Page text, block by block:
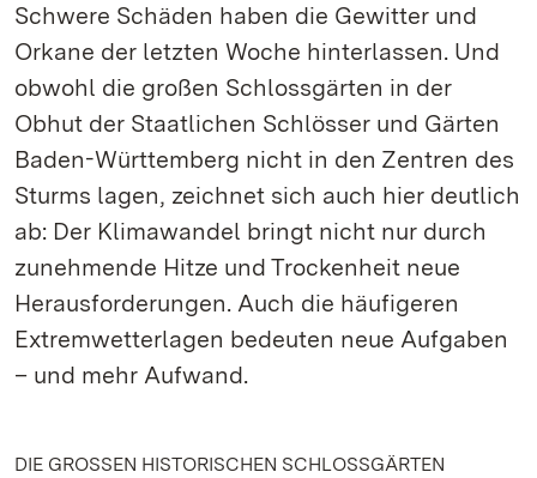
Schwere Schäden haben die Gewitter und
Orkane der letzten Woche hinterlassen. Und
obwohl die großen Schlossgärten in der
Obhut der Staatlichen Schlösser und Gärten
Baden-Württemberg nicht in den Zentren des
Sturms lagen, zeichnet sich auch hier deutlich
ab: Der Klimawandel bringt nicht nur durch
zunehmende Hitze und Trockenheit neue
Herausforderungen. Auch die häufigeren
Extremwetterlagen bedeuten neue Aufgaben
– und mehr Aufwand.
DIE GROSSEN HISTORISCHEN SCHLOSSGÄRTEN